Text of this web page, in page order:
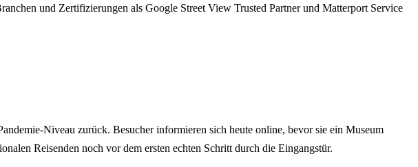
und Zertifizierungen als Google Street View Trusted Partner und Matterport Service
Niveau zurück. Besucher informieren sich heute online, bevor sie ein Museum
Reisenden noch vor dem ersten echten Schritt durch die Eingangstür.